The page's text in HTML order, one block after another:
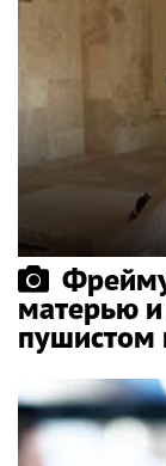
матерью
пушистом